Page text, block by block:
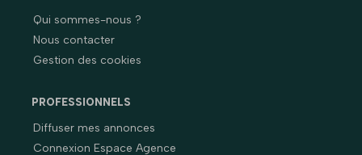
Qui sommes-nous ?
Nous contacter
Gestion des cookies
PROFESSIONNELS
Diffuser mes annonces
Connexion Espace Agence